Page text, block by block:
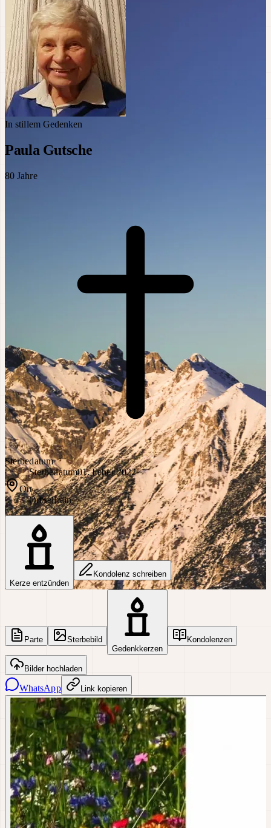
In stillem Gedenken
Paula Gutsche
80 Jahre
Sterbedatum
Sterbedatum01. Feber 2022
Ort
OrtSellrain
Kerze entzünden
Kondolenz schreiben
Parte
Sterbebild
Gedenkkerzen
Kondolenzen
Bilder hochladen
WhatsApp Link kopieren